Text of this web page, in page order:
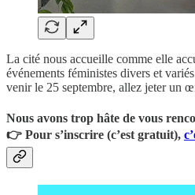
La cité nous accueille comme elle
événements féministes divers et
venir le 25 septembre, allez jeter un
Nous avons trop hâte de vous
👉 Pour s’inscrire (c’est gratuit),